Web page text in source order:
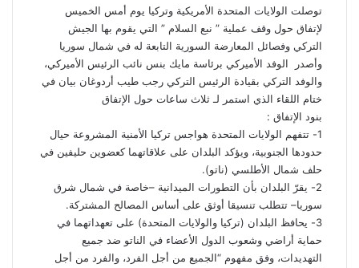
توصلت الولايات المتحدة الأمريكية وتركيا يوم أمس الخميس
لإتفاق حول وقف عملية ” نبع السلام ” التي يقوم بها الجيش
التركي وفصائل المعارضة السورية التابعة له في شمال سوريا
وأصدر
الوفد الأميركي برئاسة مايك بنس نائب الرئيس الأميركي،
والوفد التركي بقيادة الرئيس التركي رجب طيب أردوغان بيان في
ختام اللقاء الذي استمر لـ ثلاث ساعات حول الإتفاق
بنود الإتفاق :
1-
تتفهم الولايات المتحدة هواجس تركيا الأمنية المشروعة حيال
حدودها الجنوبية، ويؤكد البلدان على علاقاتهما كعضوين حليفين في
حلف شمال الأطلسي (ناتو).
2-
يقرّ البلدان بأن التطورات الميدانية –خاصة في شمال شرق
سوريا– تتطلب تنسيقا أوثق على أساس المصالح المشتركة.
3-
يحافظ البلدان (تركيا والولايات المتحدة) على تعهداتهما في
حماية أراضي وشعوب الدول الأعضاء في الناتو ضد جميع
التهديدات، وفق مفهوم “الجميع من أجل الفرد، والفرد من أجل